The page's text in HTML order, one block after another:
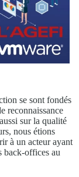
se sont fondés
reconnaissance
sur la qualité
nous étions
à un acteur ayant
back-offices au